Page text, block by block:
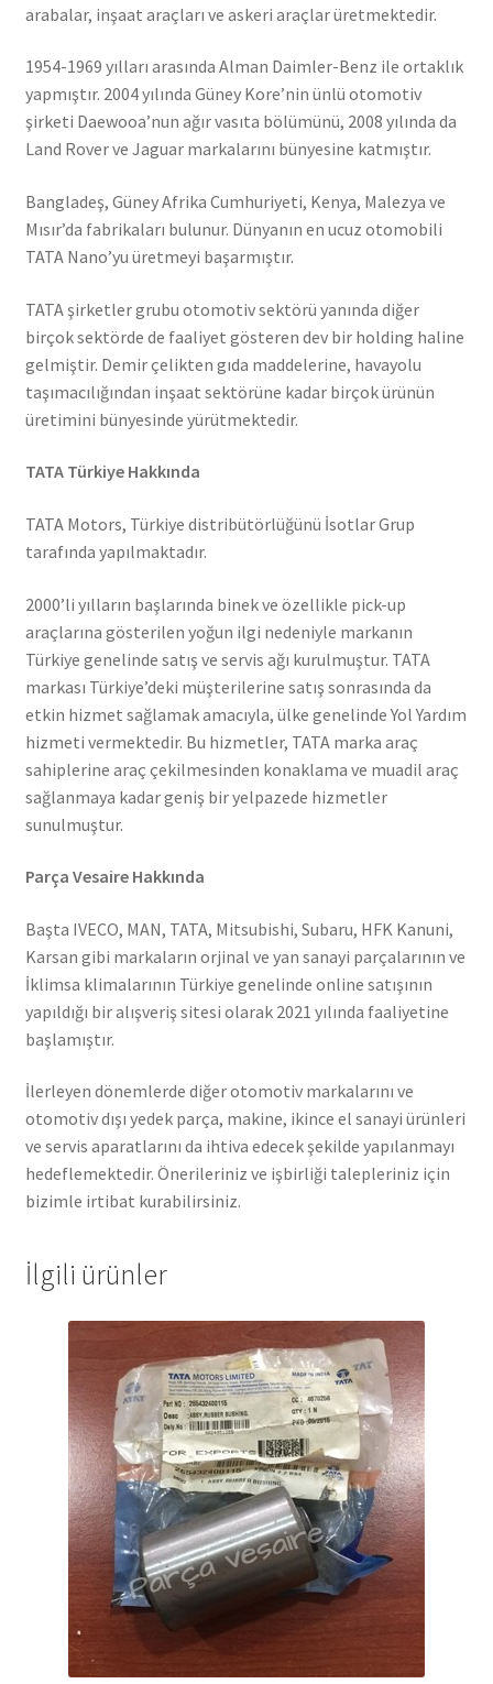
arabalar, inşaat araçları ve askeri araçlar üretmektedir.
1954-1969 yılları arasında Alman Daimler-Benz ile ortaklık
yapmıştır. 2004 yılında Güney Kore’nin ünlü otomotiv
şirketi Daewooa’nun ağır vasıta bölümünü, 2008 yılında da
Land Rover ve Jaguar markalarını bünyesine katmıştır.
Bangladeş, Güney Afrika Cumhuriyeti, Kenya, Malezya ve
Mısır’da fabrikaları bulunur. Dünyanın en ucuz otomobili
TATA Nano’yu üretmeyi başarmıştır.
TATA şirketler grubu otomotiv sektörü yanında diğer
birçok sektörde de faaliyet gösteren dev bir holding haline
gelmiştir. Demir çelikten gıda maddelerine, havayolu
taşımacılığından inşaat sektörüne kadar birçok ürünün
üretimini bünyesinde yürütmektedir.
TATA Türkiye Hakkında
TATA Motors, Türkiye distribütörlüğünü İsotlar Grup
tarafında yapılmaktadır.
2000’li yılların başlarında binek ve özellikle pick-up
araçlarına gösterilen yoğun ilgi nedeniyle markanın
Türkiye genelinde satış ve servis ağı kurulmuştur. TATA
markası Türkiye’deki müşterilerine satış sonrasında da
etkin hizmet sağlamak amacıyla, ülke genelinde Yol Yardım
hizmeti vermektedir. Bu hizmetler, TATA marka araç
sahiplerine araç çekilmesinden konaklama ve muadil araç
sağlanmaya kadar geniş bir yelpazede hizmetler
sunulmuştur.
Parça Vesaire Hakkında
Başta IVECO, MAN, TATA, Mitsubishi, Subaru, HFK Kanuni,
Karsan gibi markaların orjinal ve yan sanayi parçalarının ve
İklimsa klimalarının Türkiye genelinde online satışının
yapıldığı bir alışveriş sitesi olarak 2021 yılında faaliyetine
başlamıştır.
İlerleyen dönemlerde diğer otomotiv markalarını ve
otomotiv dışı yedek parça, makine, ikince el sanayi ürünleri
ve servis aparatlarını da ihtiva edecek şekilde yapılanmayı
hedeflemektedir. Önerileriniz ve işbirliği talepleriniz için
bizimle irtibat kurabilirsiniz.
İlgili ürünler